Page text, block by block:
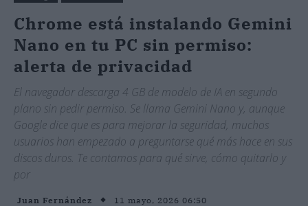
Chrome está instalando Gemini
Nano en tu PC sin permiso:
alerta de privacidad
El navegador descarga 4 GB de modelo de IA en segundo
plano sin pedir permiso. Se llama Gemini Nano y, aunque
Google dice que es para mejorar la seguridad, muchos
usuarios han empezado a preguntarse qué más hace en sus
discos duros. Te contamos para qué sirve, cómo quitarlo y
por
Juan Fernández 11 mayo, 2026 06:50